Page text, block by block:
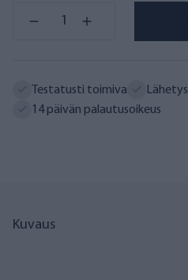
Testatusti toimiva
14 päivän palautusoikeus
Kuvaus